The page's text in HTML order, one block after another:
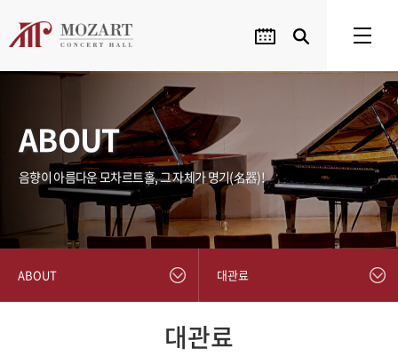
ABOUT
음향이 아름다운 모차르트홀, 그 자체가 명기(名器)!
ABOUT 대관료
대관료